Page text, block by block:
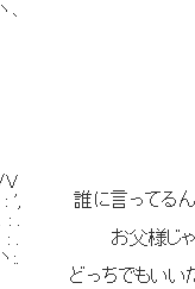
に言ってるんだ親
.
. : . お父様じゃ
でもいいだろ・・